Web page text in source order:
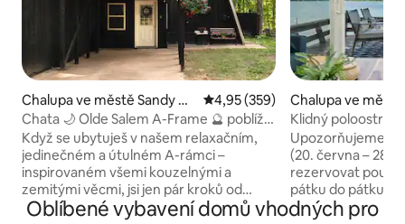
Chalupa ve městě Sandy Cr
eek
Průměrné hodnocení 4,95 z 5,
4,95 (359)
Chata 🌙 Olde Salem A-Frame 🔮 poblíž
jezera Ontario
Když se ubytuješ v našem relaxačním,
jedinečném a útulném A-rámci –
inspirovaném všemi kouzelnými a
zemitými věcmi, jsi jen pár kroků od
toho, abys byl svědkem největších
Chalupa ve městě
ward
Klidný
u vody.
Upozorňujeme,
(20. června – 28.
rezervovat
pátku do pátku. Přijeď a odpočiň si na
soukromém
Oblíbené vybavení domů vhodných pro